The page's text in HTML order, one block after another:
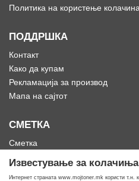
Известување за колачиња
Интернет страната www.mojtoner.mk користи
Политика на користење колачина
ПОДДРШКА
Контакт
Како да купам
Рекламација за производ
Мапа на сајтот
СМЕТКА
Сметка
Омилени